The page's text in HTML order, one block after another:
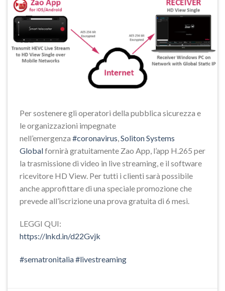
Per sostenere gli operatori della pubblica sicurezza e
le organizzazioni impegnate
nell’emergenza #coronavirus Soliton Systems
Globalfornirà gratuitamente Zao App, l’app H.265 per
la trasmissione di video in live streaming, e il software
ricevitore HD View. Per tutti i clienti sarà possibile
anche approfittare di una speciale promozione che
prevede all’iscrizione una prova gratuita di 6 mesi.
LEGGI QUI:
https://lnkd.in/d22Gvjk
#sematronitalia#livestreaming